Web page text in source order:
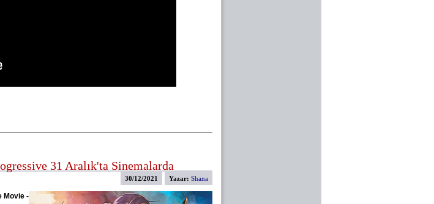
31 Aralık'ta Sinemalarda
Yazar: Shana
30/12/2021
Movie -